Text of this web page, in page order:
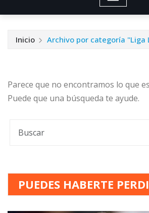
Inicio Archivo por categoría "Liga
Parece que no encontramos lo que
Puede que una búsqueda te ayude.
PUEDES HABERTE